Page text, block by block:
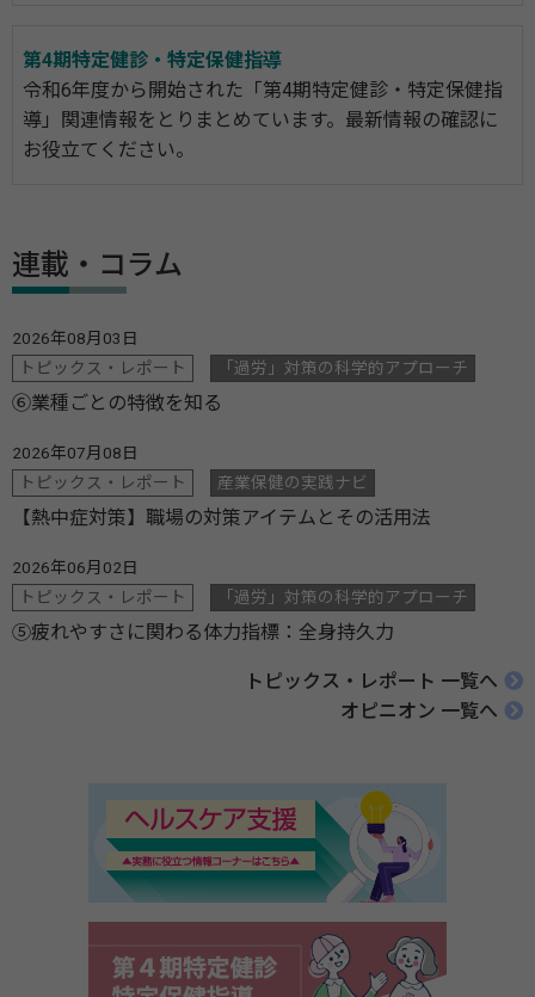
第4期特定健診・特定保健指導
令和6年度から開始された「第4期特定健診・特定保健指
導」関連情報をとりまとめています。最新情報の確認に
お役立てください。
連載・コラム
2026年08月03日
トピックス・レポート
「過労」対策の科学的アプローチ
⑥業種ごとの特徴を知る
2026年07月08日
トピックス・レポート
産業保健の実践ナビ
【熱中症対策】職場の対策アイテムとその活用法
2026年06月02日
トピックス・レポート
「過労」対策の科学的アプローチ
⑤疲れやすさに関わる体力指標：全身持久力
トピックス・レポート 一覧へ
オピニオン 一覧へ